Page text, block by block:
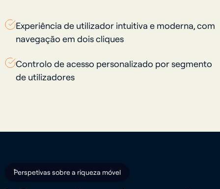
Experiência de utilizador intuitiva e moderna, com
navegação em dois cliques
Controlo de acesso personalizado por segmento
de utilizadores
Perspetivas sobre a riqueza móvel